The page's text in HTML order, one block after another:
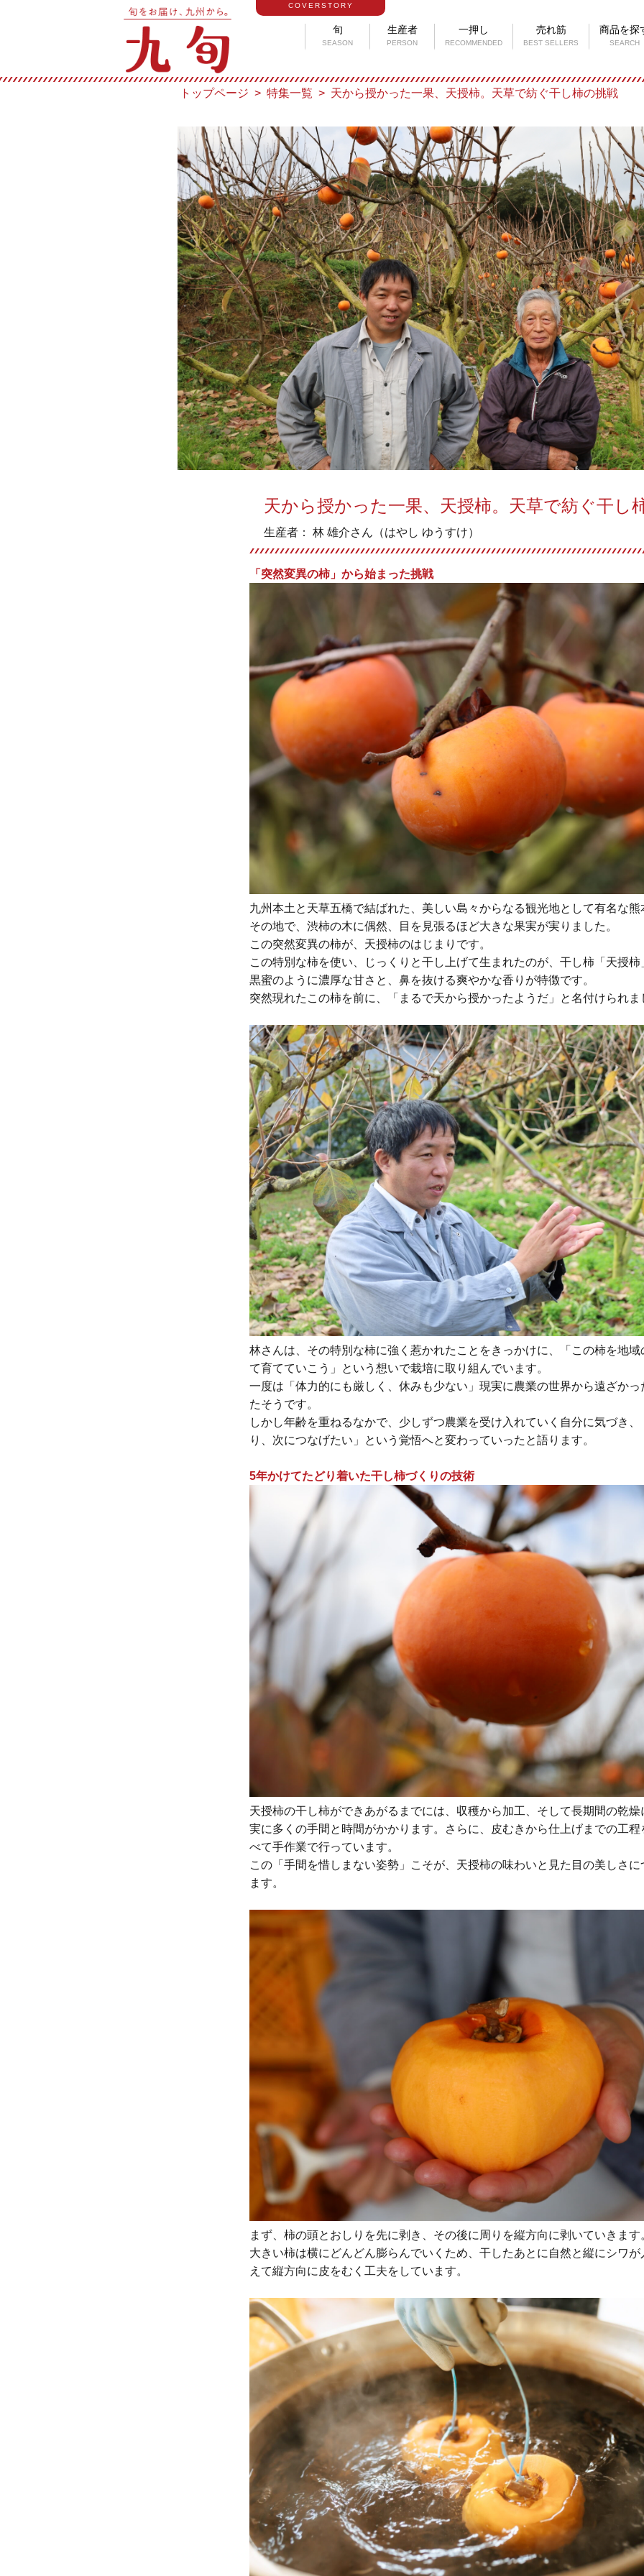
COVERSTORY
旬
SEASON
生産者
PERSON
一押し
RECOMMENDED
売れ筋
BEST SELLERS
商品を探
SEARCH
トップページ 特集一覧 天から授かった一果、天授柿。天草で紡ぐ干し柿の挑戦
天から授かった一果、天授柿。天草で紡ぐ干し
生産者： 林 雄介さん（はやし ゆうすけ）
「突然変異の柿」から始まった挑戦
九州本土と天草五橋で結ばれた、美しい島々からなる観光地として有名な熊
その地で、渋柿の木に偶然、目を見張るほど大きな果実が実りました。
この突然変異の柿が、天授柿のはじまりです。
この特別な柿を使い、じっくりと干し上げて生まれたのが、干し柿「天授柿
黒蜜のように濃厚な甘さと、鼻を抜ける爽やかな香りが特徴です。
突然現れたこの柿を前に、「まるで天から授かったようだ」と名付けられま
林さんは、その特別な柿に強く惹かれたことをきっかけに、「この柿を地域
て育てていこう」という想いで栽培に取り組んでいます。
一度は「体力的にも厳しく、休みも少ない」現実に農業の世界から遠ざかっ
たそうです。
しかし年齢を重ねるなかで、少しずつ農業を受け入れていく自分に気づき
り、次につなげたい」という覚悟へと変わっていったと語ります。
5年かけてたどり着いた干し柿づくりの技術
天授柿の干し柿ができあがるまでには、収穫から加工、そして長期間の乾燥
実に多くの手間と時間がかかります。さらに、皮むきから仕上げまでの工程
べて手作業で行っています。
この「手間を惜しまない姿勢」こそが、天授柿の味わいと見た目の美しさ
ます。
まず、柿の頭とおしりを先に剥き、その後に周りを縦方向に剥いていきます
大きい柿は横にどんどん膨らんでいくため、干したあとに自然と縦にシワが
えて縦方向に皮をむく工夫をしています。